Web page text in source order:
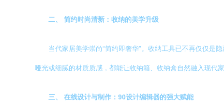
二、 简约时尚清新：收纳的美学升级
当代家居美学崇尚“简约即奢华”。收纳工具已不再仅仅是
哑光或细腻的材质质感，都能让收纳箱、收纳盒自然融入现代
三、 在线设计与制作：90设计编辑器的强大赋能